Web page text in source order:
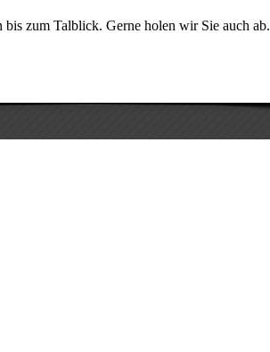
zum Talblick. Gerne holen wir Sie auch ab.